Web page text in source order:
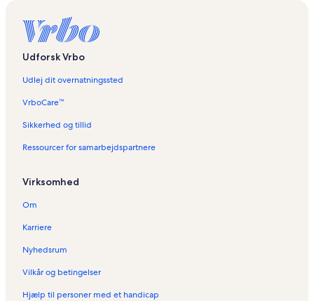
r
d
n
n
s
d
:
e
r
i
b
l
g
e
Udforsk Vrbo
Udlej dit overnatningssted
VrboCare™
Sikkerhed og tillid
Ressourcer for samarbejdspartnere
Virksomhed
Om
Karriere
Nyhedsrum
Vilkår og betingelser
Hjælp til personer med et handicap